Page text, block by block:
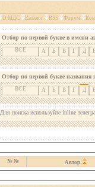
О МДС Каталог RSS Форум
Отбор по первой букве в имени
ВСЕ А Б В Г Д
Отбор по первой букве названия
ВСЕ А Б В Г Д
Для поиска используйте inline
№ № Автор